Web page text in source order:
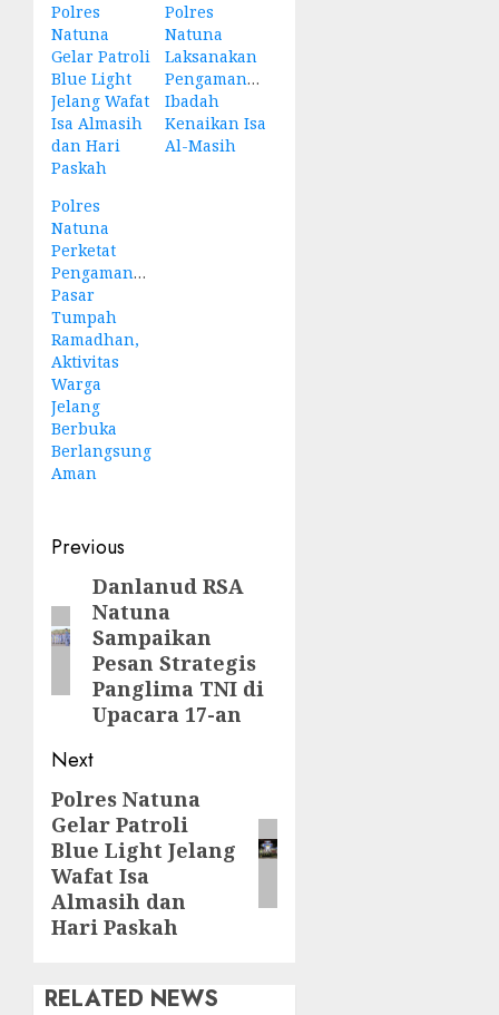
Polres
Natuna
Gelar Patroli
Blue Light
Jelang Wafat
Isa Almasih
dan Hari
Paskah
Polres
Natuna
Laksanakan
Pengamanan
Ibadah
Kenaikan Isa
Al-Masih
Polres
Natuna
Perketat
Pengamanan
Pasar
Tumpah
Ramadhan,
Aktivitas
Warga
Jelang
Berbuka
Berlangsung
Aman
Post
navigation
Previous
Previous
post:
Danlanud RSA
Natuna
Sampaikan
Pesan Strategis
Panglima TNI di
Upacara 17-an
Next
Next
post:
Polres Natuna
Gelar Patroli
Blue Light Jelang
Wafat Isa
Almasih dan
Hari Paskah
RELATED NEWS